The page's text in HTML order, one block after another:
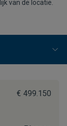
van de locatie.
€ 499.150